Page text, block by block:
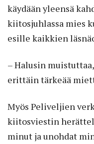
käydään yleensä
kiitosjuhlassa mies
esille kaikkien
– Halusin
erittäin tärkeää
Myös Peliveljien
kiitosviestin
minut ja unohdat